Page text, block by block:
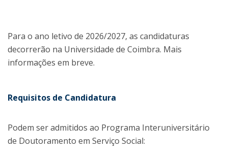
Para o ano letivo de 2026/2027, as candidaturas
decorrerão na Universidade de Coimbra. Mais
informações em breve.
Requisitos de Candidatura
Podem ser admitidos ao Programa Interuniversitário
de Doutoramento em Serviço Social: